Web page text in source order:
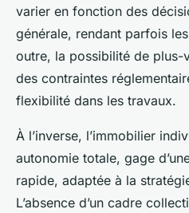
varier en fonction des
générale, rendant parfois
outre, la possibilité de plus-
des contraintes
flexibilité dans les travaux.
À l’inverse, l’immobilier
autonomie totale, gage
rapide, adaptée à la
L’absence d’un cadre